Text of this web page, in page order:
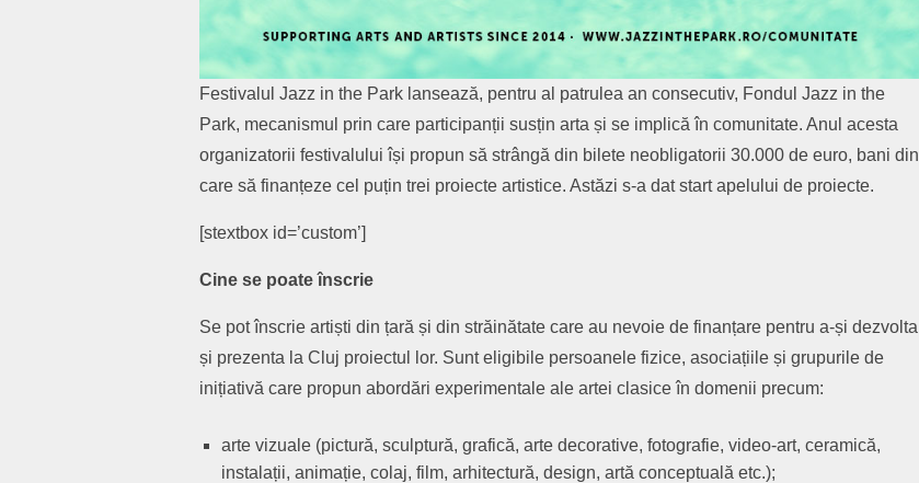
Festivalul Jazz in the Park lansează, pentru al patrulea an consecutiv, Fondul Jazz in the
Park, mecanismul prin care participanții susțin arta și se implică în comunitate. Anul acesta
organizatorii festivalului își propun să strângă din bilete neobligatorii 30.000 de euro, bani din
care să finanțeze cel puțin trei proiecte artistice. Astăzi s-a dat start apelului de proiecte.
[stextbox id=’custom’]
Cine se poate înscrie
Se pot înscrie artiști din țară și din străinătate care au nevoie de finanțare pentru a-și dezvolta
și prezenta la Cluj proiectul lor. Sunt eligibile persoanele fizice, asociațiile și grupurile de
inițiativă care propun abordări experimentale ale artei clasice în domenii precum:
arte vizuale (pictură, sculptură, grafică, arte decorative, fotografie, video-art, ceramică,
instalații, animație, colaj, film, arhitectură, design, artă conceptuală etc.);